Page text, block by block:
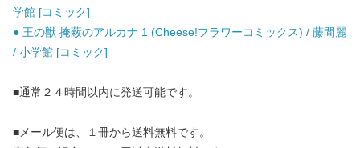
学館 [コミック]
● 王の獣 掩蔽のアルカナ 1 (Cheese!フラワーコミックス) / 藤間麗
/ 小学館 [コミック]
■通常２４時間以内に発送可能です。
■メール便は、１冊から送料無料です。